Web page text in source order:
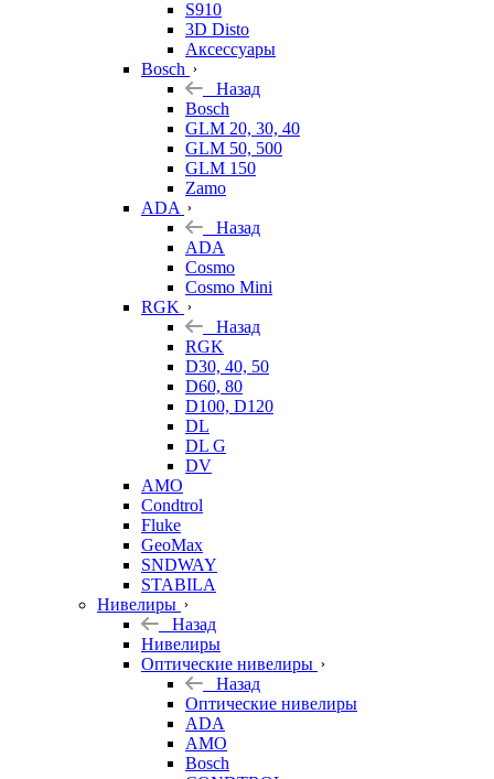
S910
3D Disto
Аксессуары
Bosch
Назад
Bosch
GLM 20, 30, 40
GLM 50, 500
GLM 150
Zamo
ADA
Назад
ADA
Cosmo
Cosmo Mini
RGK
Назад
RGK
D30, 40, 50
D60, 80
D100, D120
DL
DL G
DV
AMO
Condtrol
Fluke
GeoMax
SNDWAY
STABILA
Нивелиры
Назад
Нивелиры
Оптические нивелиры
Назад
Оптические нивелиры
ADA
AMO
Bosch